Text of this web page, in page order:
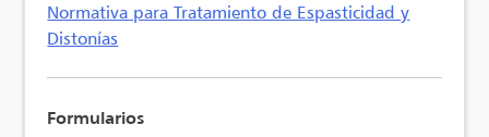
Normativa para Tratamiento de Espasticidad y
Distonías
Formularios